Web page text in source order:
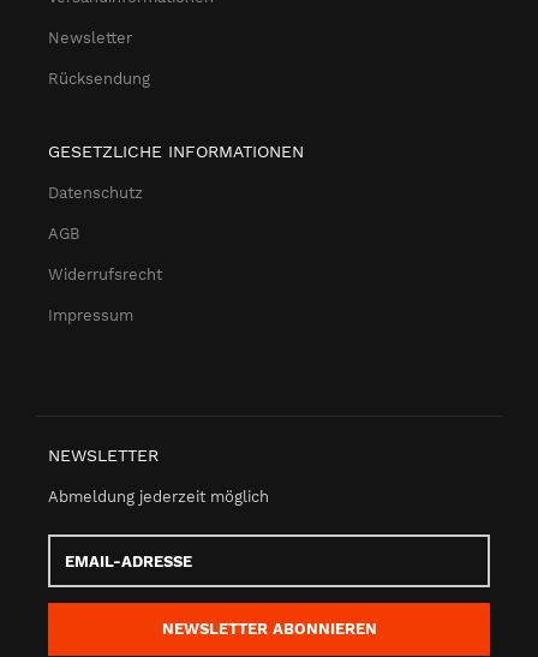
Newsletter
Rücksendung
GESETZLICHE INFORMATIONEN
Datenschutz
AGB
Widerrufsrecht
Impressum
NEWSLETTER
Abmeldung jederzeit möglich
Adresse
NEWSLETTER ABONNIEREN